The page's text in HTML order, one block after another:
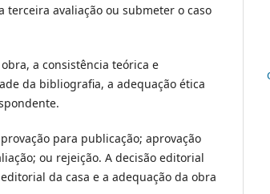
terceira avaliação ou submeter o caso
a consistência teórica e
da bibliografia, a adequação ética
para publicação; aprovação
ou rejeição. A decisão editorial
da casa e a adequação da obra